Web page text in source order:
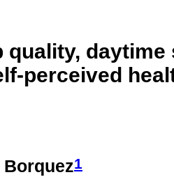
quality, daytime
perceived
1